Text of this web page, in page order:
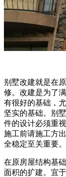
别墅改建就是在
修。改建是为了
有很好的基础，
坚实的基础。别
件的设计必须重
施工前请施工方
全稳定至关重要。
在原房屋结构基
面积的扩建。宜